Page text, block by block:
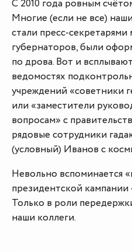
С 2010 года ровным
Многие (если не все)
стали пресс-
губернаторов, были
по дрова. Вот и
ведомостях
учреждений «советники
или «заместители
вопросам» с
рядовые сотрудники
(условный) Иванов с
Невольно вспоминается
президентской кампании
Только в роли
наши коллеги.